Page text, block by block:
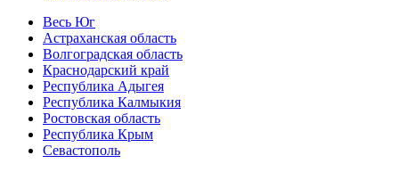
Весь Юг
Астраханская область
Волгоградская область
Краснодарский край
Республика Адыгея
Республика Калмыкия
Ростовская область
Республика Крым
Севастополь